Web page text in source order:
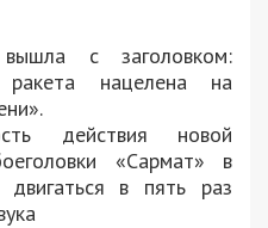
с заголовком:
ракета нацелена на
действия новой
«Сармат» в
в пять раз